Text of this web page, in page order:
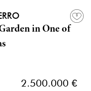
in One of
2.500.000 €